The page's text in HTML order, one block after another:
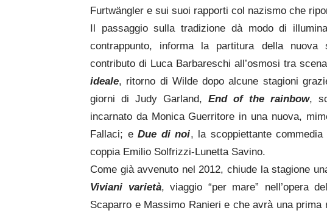
Furtwängler e sui suoi rapporti col nazismo che
Il passaggio sulla tradizione dà modo di
contrappunto, informa la partitura della nuova
contributo di Luca Barbareschi all’osmosi tra
ideale, ritorno di Wilde dopo alcune stagioni
giorni di Judy Garland, End of the rainbow,
incarnato da Monica Guerritore in una nuova,
Fallaci; eDue di noi, la scoppiettante
coppia Emilio Solfrizzi-Lunetta Savino.
Come già avvenuto nel 2012, chiude la stagione
Viviani varietà, viaggio “per mare” nell’opera
Scaparro e Massimo Ranieri e che avrà una